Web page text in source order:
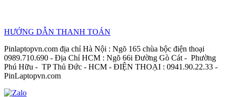
HƯỚNG DẪN THANH TOÁN
Pinlaptopvn.com địa chỉ Hà Nội : Ngõ 165 chùa bộc điện thoại
0989.710.690 - Địa Chỉ HCM : Ngõ 66i Đường Gò Cát - Phường
Phú Hữu - TP Thủ Đức - HCM - ĐIỆN THOẠI : 0941.90.22.33 -
PinLaptopvn.com